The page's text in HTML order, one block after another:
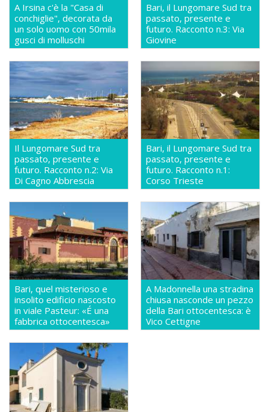
A Irsina c'è la "Casa di
conchiglie", decorata da
un solo uomo con 50mila
gusci di molluschi
Bari, il Lungomare Sud tra
passato, presente e
futuro. Racconto n.3: Via
Giovine
Il Lungomare Sud tra
passato, presente e
futuro. Racconto n.2: Via
Di Cagno Abbrescia
Bari, il Lungomare Sud tra
passato, presente e
futuro. Racconto n.1:
Corso Trieste
Bari, quel misterioso e
insolito edificio nascosto
in viale Pasteur: «É una
fabbrica ottocentesca»
A Madonnella una stradina
chiusa nasconde un pezzo
della Bari ottocentesca: è
Vico Cettigne